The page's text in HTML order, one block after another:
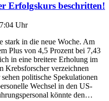
Erfolgskurs beschritten!
Uhr
in die neue Woche. Am
Plus von 4,5 Prozent bei 7,43
in eine breitere Erholung im
Krebsforscher verzeichnen
politische Spekulationen
Wechsel in den US-
könnte den…